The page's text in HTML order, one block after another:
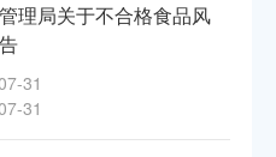
理局关于不合格食品风
31
31